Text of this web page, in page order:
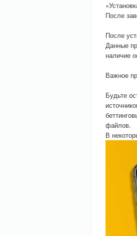
После
После
Данные
наличие
Важное
Будьте
файлов.
В